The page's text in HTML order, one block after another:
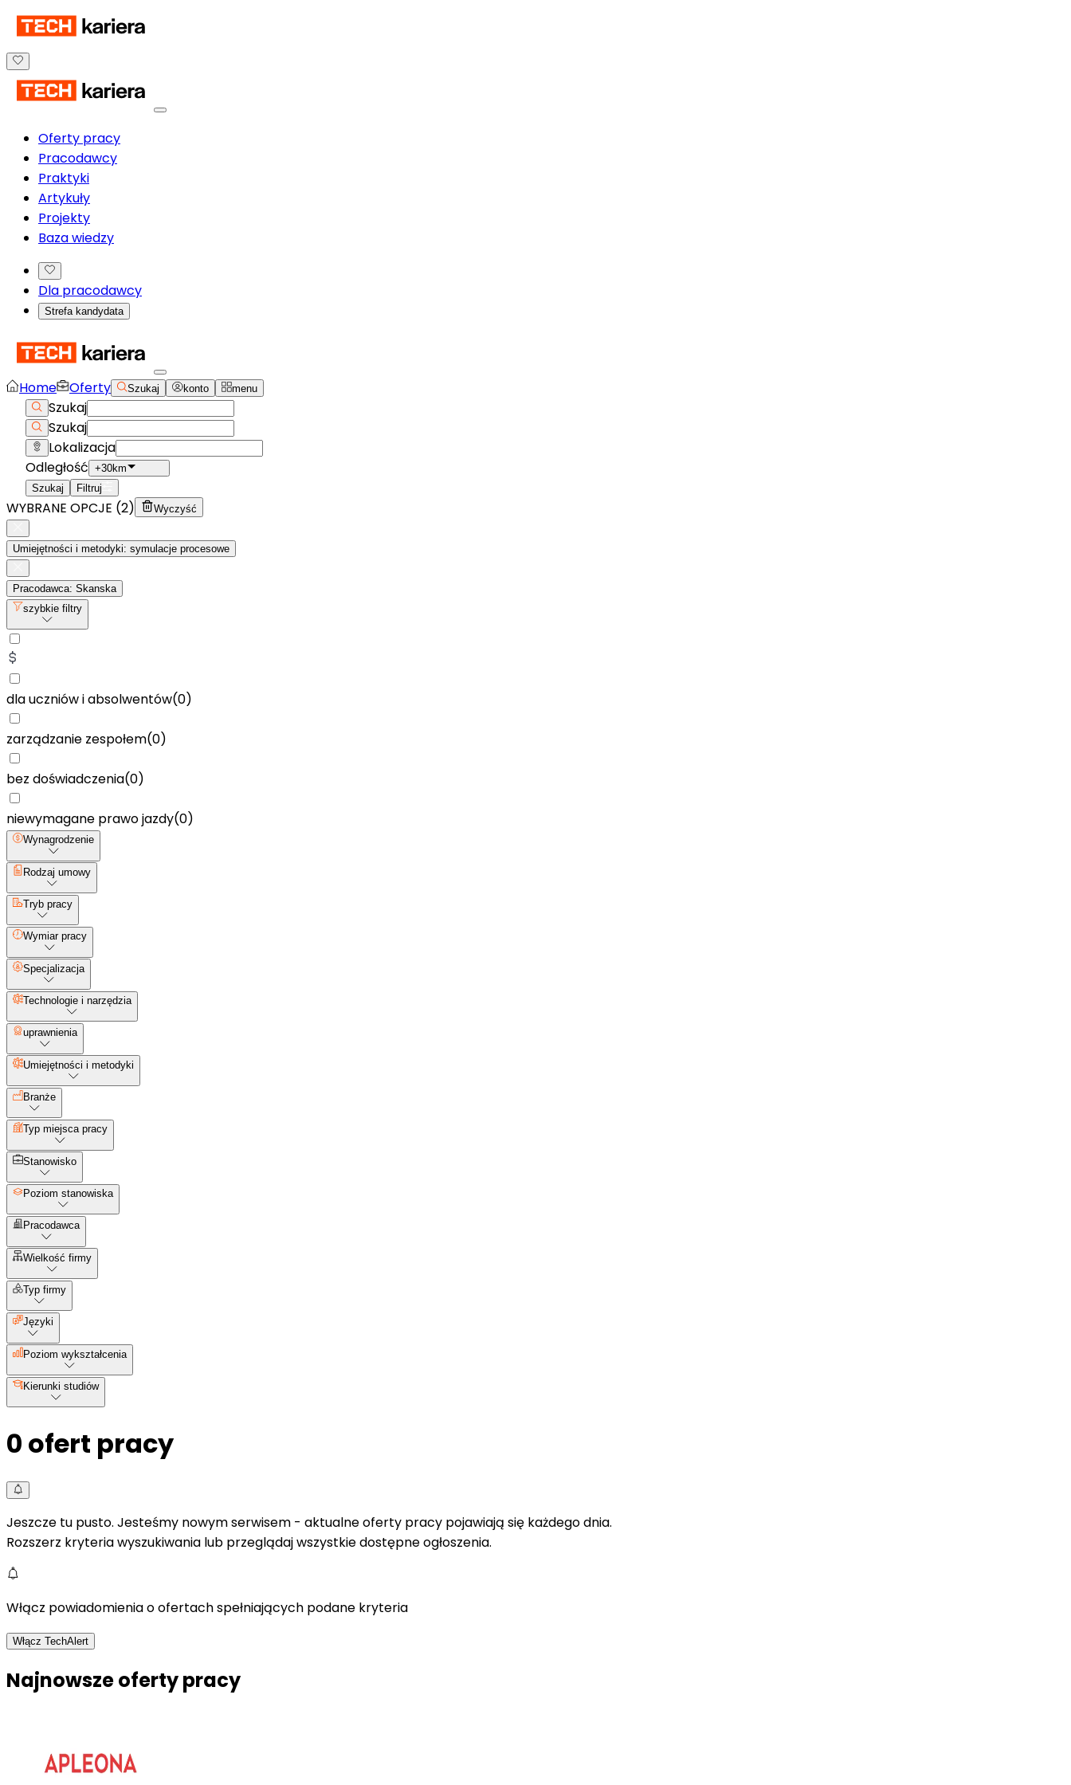
Oferty pracy
Pracodawcy
Praktyki
Artykuły
Projekty
Baza wiedzy
Dla pracodawcy
Strefa kandydata
Home Oferty Szukaj konto menu
Szukaj
Szukaj
Lokalizacja
Odległość +30km
Szukaj
Filtruj
WYBRANE OPCJE (2) Wyczyść
Umiejętności i metodyki: symulacje procesowe
Pracodawca: Skanska
szybkie filtry
dla uczniów i absolwentów(0)
zarządzanie zespołem(0)
bez doświadczenia(0)
niewymagane prawo jazdy(0)
Wynagrodzenie
Rodzaj umowy
Tryb pracy
Wymiar pracy
Specjalizacja
Technologie i narzędzia
uprawnienia
Umiejętności i metodyki
Branże
Typ miejsca pracy
Stanowisko
Poziom stanowiska
Pracodawca
Wielkość firmy
Typ firmy
Języki
Poziom wykształcenia
Kierunki studiów
0 ofert pracy
Jeszcze tu pusto. Jesteśmy nowym serwisem - aktualne oferty pracy pojawiają się każdego dnia.
Rozszerz kryteria wyszukiwania lub przeglądaj wszystkie dostępne ogłoszenia.
Włącz powiadomienia o ofertach spełniających podane kryteria
Włącz TechAlert
Najnowsze oferty pracy